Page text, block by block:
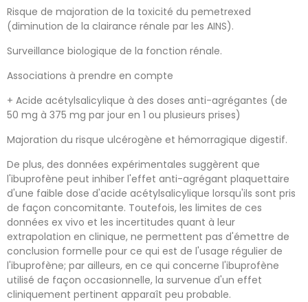
Risque de majoration de la toxicité du pemetrexed
(diminution de la clairance rénale par les AINS).
Surveillance biologique de la fonction rénale.
Associations à prendre en compte
+ Acide acétylsalicylique à des doses anti-agrégantes (de
50 mg à 375 mg par jour en 1 ou plusieurs prises)
Majoration du risque ulcérogène et hémorragique digestif.
De plus, des données expérimentales suggèrent que
l'ibuprofène peut inhiber l'effet anti-agrégant plaquettaire
d'une faible dose d'acide acétylsalicylique lorsqu'ils sont pris
de façon concomitante. Toutefois, les limites de ces
données ex vivo et les incertitudes quant à leur
extrapolation en clinique, ne permettent pas d'émettre de
conclusion formelle pour ce qui est de l'usage régulier de
l'ibuprofène; par ailleurs, en ce qui concerne l'ibuprofène
utilisé de façon occasionnelle, la survenue d'un effet
cliniquement pertinent apparaît peu probable.